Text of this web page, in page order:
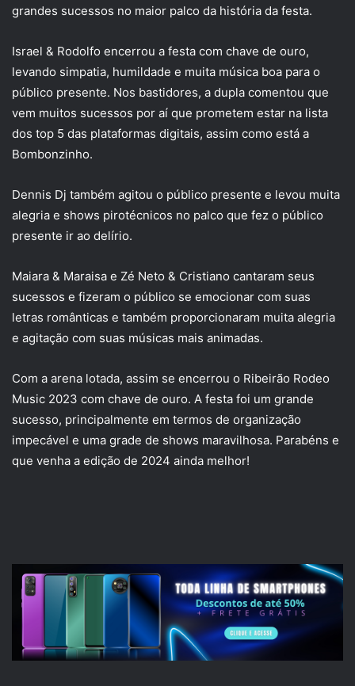
grandes sucessos no maior palco da história da festa.
Israel & Rodolfo encerrou a festa com chave de ouro,
levando simpatia, humildade e muita música boa para o
público presente. Nos bastidores, a dupla comentou que
vem muitos sucessos por aí que prometem estar na lista
dos top 5 das plataformas digitais, assim como está a
Bombonzinho.
Dennis Dj também agitou o público presente e levou muita
alegria e shows pirotécnicos no palco que fez o público
presente ir ao delírio.
Maiara & Maraisa e Zé Neto & Cristiano cantaram seus
sucessos e fizeram o público se emocionar com suas
letras românticas e também proporcionaram muita alegria
e agitação com suas músicas mais animadas.
Com a arena lotada, assim se encerrou o Ribeirão Rodeo
Music 2023 com chave de ouro. A festa foi um grande
sucesso, principalmente em termos de organização
impecável e uma grade de shows maravilhosa. Parabéns e
que venha a edição de 2024 ainda melhor!